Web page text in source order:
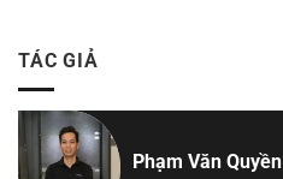
TÁC GIẢ
Phạm Văn Quyền